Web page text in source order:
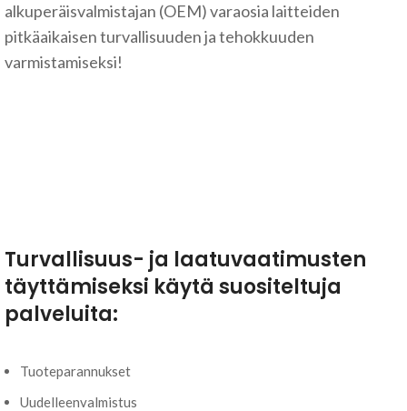
alkuperäisvalmistajan (OEM) varaosia laitteiden
pitkäaikaisen turvallisuuden ja tehokkuuden
varmistamiseksi!
Turvallisuus- ja laatuvaatimusten
täyttämiseksi käytä suositeltuja
palveluita:
Tuoteparannukset
Uudelleenvalmistus